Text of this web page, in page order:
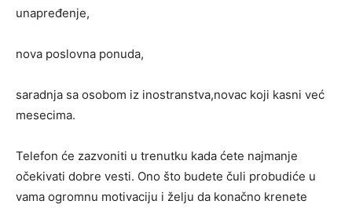
unapređenje,
nova poslovna ponuda,
saradnja sa osobom iz inostranstva,novac koji kasni već
mesecima.
Telefon će zazvoniti u trenutku kada ćete najmanje
očekivati dobre vesti. Ono što budete čuli probudiće u
vama ogromnu motivaciju i želju da konačno krenete